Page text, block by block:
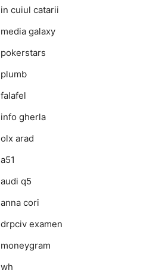
in cuiul catarii
media galaxy
pokerstars
plumb
falafel
info gherla
olx arad
a51
audi q5
anna cori
drpciv examen
moneygram
wh